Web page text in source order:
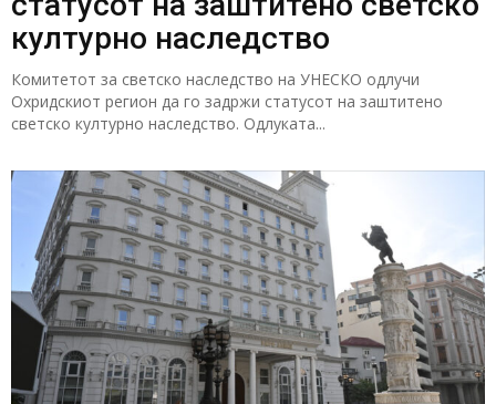
културно наследство
Комитетот за светско наследство на УНЕСКО одлучи
Охридскиот регион да го задржи статусот на заштитено
светско културно наследство. Одлуката...